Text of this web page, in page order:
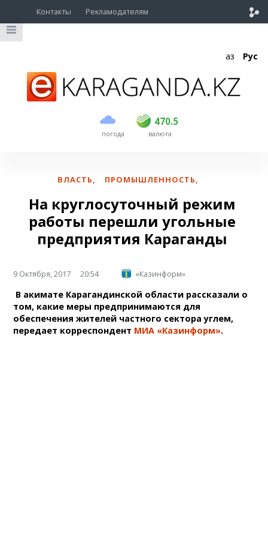
Контакты Рекламодателям
Қаз Рус
погода
470.5
USD 468.5 470.5
EUR валюта
ВЛАСТЬ, ПРОМЫШЛЕННОСТЬ,
На круглосуточный режим
работы перешли угольные
предприятия Караганды
9 Октября, 2017 20:54 «Казинформ»
В акимате Карагандинской области рассказали о
том, какие меры предпринимаются для
обеспечения жителей частного сектора углем,
передает корреспондент МИА «Казинформ».